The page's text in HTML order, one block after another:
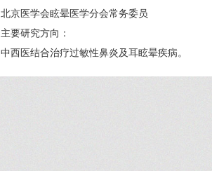
北京医学会眩晕医学分会常务委员
主要研究方向：
中西医结合治疗过敏性鼻炎及耳眩晕疾病。